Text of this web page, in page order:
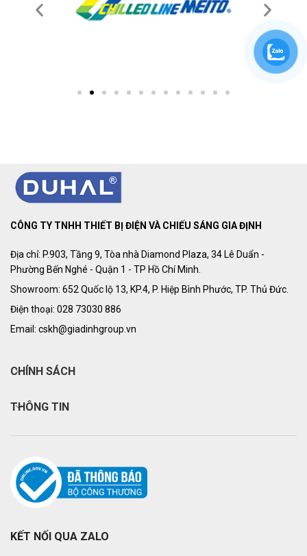
CÔNG TY TNHH THIẾT BỊ ĐIỆN VÀ CHIẾU SÁNG GIA ĐỊNH
Địa chỉ: P.903, Tầng 9, Tòa nhà Diamond Plaza, 34 Lê Duẩn -
Phường Bến Nghé - Quận 1 - TP Hồ Chí Minh.
Showroom: 652 Quốc lộ 13, KP.4, P. Hiệp Bình Phước, TP. Thủ Đức.
Điện thoại: 028 73030 886
Email: cskh@giadinhgroup.vn
CHÍNH SÁCH
THÔNG TIN
KẾT NỐI QUA ZALO